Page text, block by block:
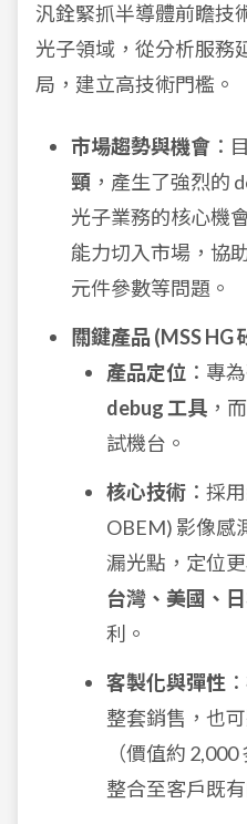
汎銓緊抓半導體前瞻技
光子領域，從分析服務
局，建立高技術門檻。
市場趨勢與機會 ：
頸 ，產生了強烈的
光子業務的核心機
能力切入市場，協
元件參數等問題。
關鍵產品 (MSS HG
產品定位 ：專
debug 工具 ，
試機台。
核心技術 ：採
OBEM) 影像感
漏光點，定位
台灣、美國、
利。
客製化與彈性
整套銷售，也
（價值約
整合至客戶既